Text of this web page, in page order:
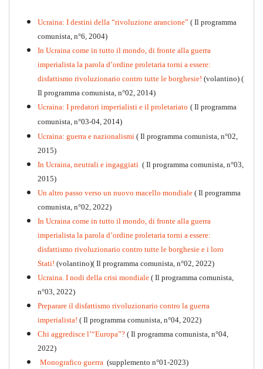
Kommunistisches Programm
PDF n°10 - 2026
Ucraina: I destini della “rivoluzione arancione” ( Il programma
comunista, n°6, 2004)
In Ucraina come in tutto il mondo, di fronte alla guerra
imperialista la parola d’ordine proletaria torni a essere:
disfattismo rivoluzionario contro tutte le borghesie! (volantino) (
Il programma comunista, n°02, 2014)
Ucraina: I predatori imperialisti e il proletariato ( Il programma
comunista, n°03-04, 2014)
Ucraina: guerra e nazionalismi ( Il programma comunista, n°02,
2015)
In Ucraina, neutrali e ingaggiati ( Il programma comunista, n°03,
2015)
Un altro passo verso un nuovo macello mondiale ( Il programma
comunista, n°02, 2022)
In Ucraina come in tutto il mondo, di fronte alla guerra
imperialista la parola d’ordine proletaria torni a essere:
disfattismo rivoluzionario contro tutte le borghesie e i loro
Stati! (volantino)( Il programma comunista, n°02, 2022)
Ucraina. I nodi della crisi mondiale ( Il programma comunista,
n°03, 2022)
Preparare il disfattismo rivoluzionario contro la guerra
imperialista! ( Il programma comunista, n°04, 2022)
Chi aggredisce l’“Europa”? ( Il programma comunista, n°04,
2022)
Monografico guerra (supplemento n°01-2023)